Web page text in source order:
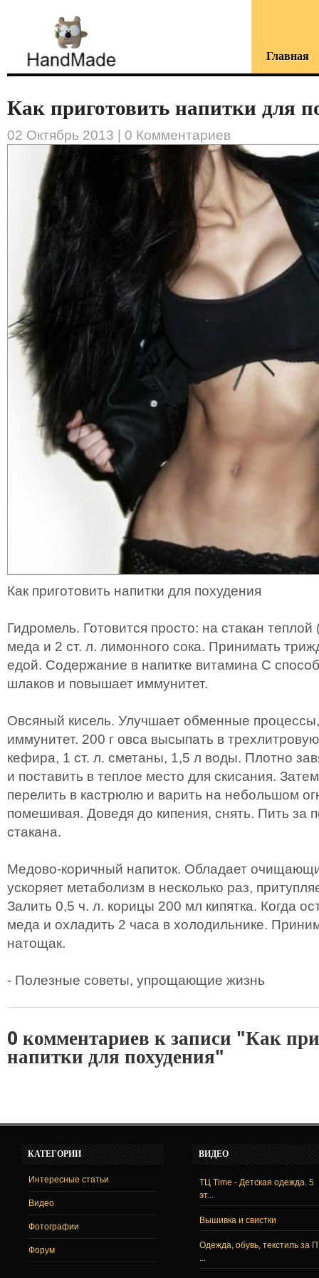
Главная
Как приготовить напитки для
02 Октябрь 2013 | 0 Комментариев
Как приготовить напитки для похудения
Гидромель. Готовится просто: на стакан
меда и 2 ст. л. лимонного сока. Принимать
едой. Содержание в напитке витамина С
шлаков и повышает иммунитет.
Овсяный кисель. Улучшает обменные процессы,
иммунитет. 200 г овса высыпать в
кефира, 1 ст. л. сметаны, 1,5 л воды. Плотно
и поставить в теплое место для скисания.
перелить в кастрюлю и варить на небольшом
помешивая. Доведя до кипения, снять. Пить за
стакана.
Медово-коричный напиток. Обладает
ускоряет метаболизм в несколько раз,
Залить 0,5 ч. л. корицы 200 мл кипятка. Когда
меда и охладить 2 часа в холодильнике.
натощак.
- Полезные советы, упрощающие жизнь
0 комментариев к записи "Как
напитки для похудения"
КАТЕГОРИИ
Интересные статьи
Видео
Фотографии
Форум
ВИДЕО
ТЦ Time - Детская одежда. 5
эт...
Вышивка и свистки
Одежда, обувь, текстиль за
...